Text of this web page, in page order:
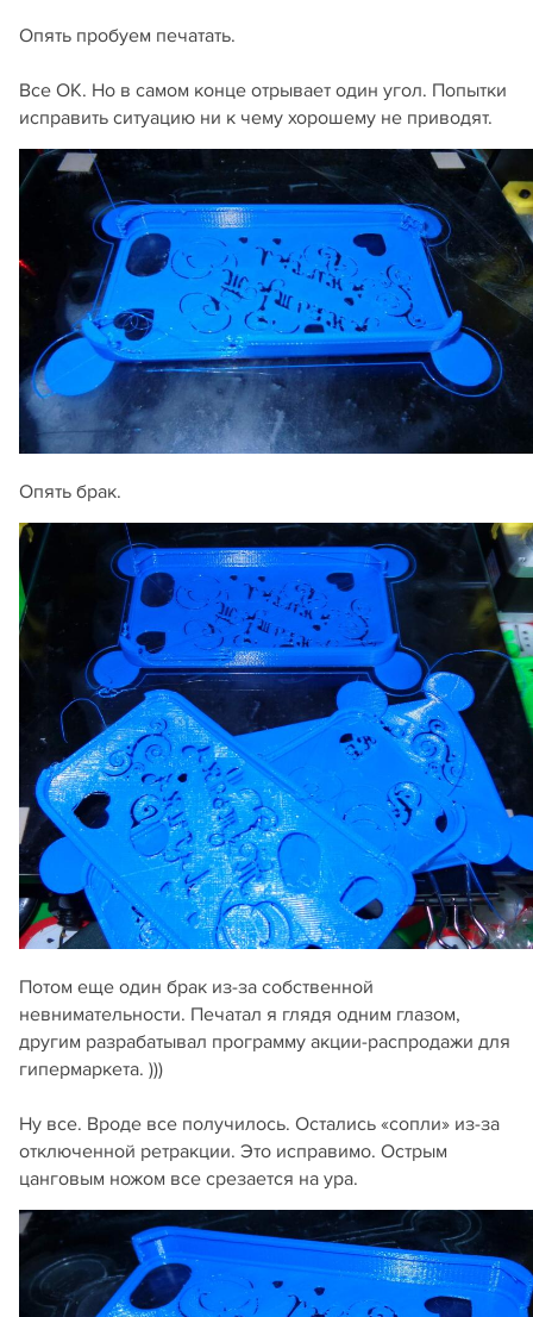
Опять пробуем печатать.
Все ОК. Но в самом конце отрывает один угол. Попытки
исправить ситуацию ни к чему хорошему не приводят.
Опять брак.
Потом еще один брак из-за собственной
невнимательности. Печатал я глядя одним глазом,
другим разрабатывал программу акции-распродажи для
гипермаркета. )))
Ну все. Вроде все получилось. Остались «сопли» из-за
отключенной ретракции. Это исправимо. Острым
цанговым ножом все срезается на ура.